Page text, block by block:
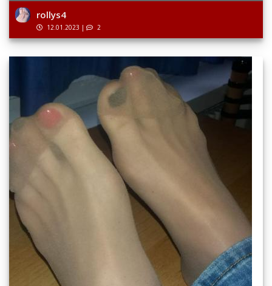
rollys4
12.01.2023 | 2